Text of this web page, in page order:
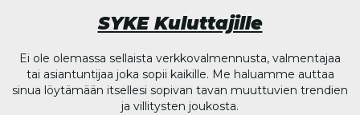
SYKE Kuluttajille
Ei ole olemassa sellaista verkkovalmennusta, valmentajaa
tai asiantuntijaa joka sopii kaikille. Me haluamme auttaa
sinua löytämään itsellesi sopivan tavan muuttuvien trendien
ja villitysten joukosta.